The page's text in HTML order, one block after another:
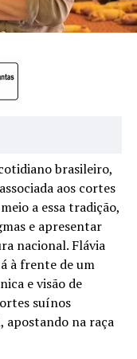
brasileiro,
aos cortes
a essa tradição,
e apresentar
nacional. Flávia
à frente de um
e visão de
suínos
na raça